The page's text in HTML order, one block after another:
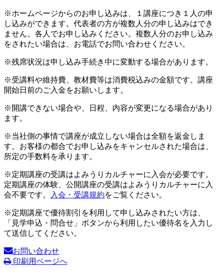
※ホームページからのお申し込みは、１講座につき１人の申
し込みができます。代表者の方が複数人分の申し込みはでき
ません。各人でお申し込みください。複数人分のお申し込み
をされたい場合は、お電話でお問い合わせください。
※残席状況は申し込み手続き中に変動する場合があります。
※受講料や維持費、教材費等は消費税込みの金額です。講座
開始日前のご入金をお願いします。
※開講できない場合や、日程、内容が変更になる場合があり
ます。
※当社側の事情で講座が成立しない場合は全額を返金しま
す。お客様の都合でお申し込みをキャンセルされた場合は、
所定の手数料を承ります。
※定期講座の受講はよみうりカルチャーに入会が必要です。
定期講座の体験、公開講座の受講はよみうりカルチャーに入
会不要です。
入会・受講規約をご覧ください。
※定期講座で優待割引を利用して申し込みされたい方は、
「見学申込・問合せ」ボタンから利用したい優待名を入力し
て送信してください。
お問い合わせ
印刷用ページへ